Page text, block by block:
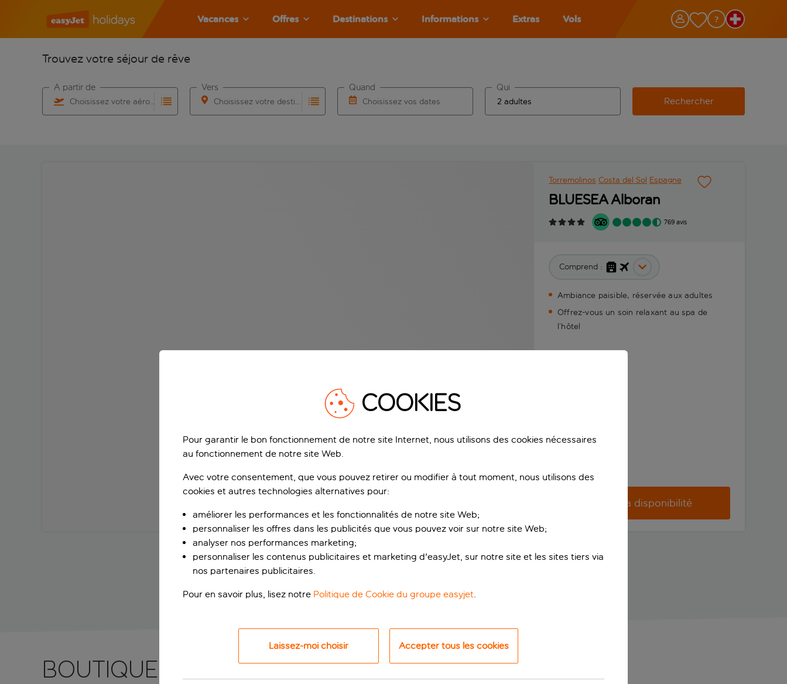
Vacances Offres Destinations Informations Extras Vols
Trouvez votre séjour de rêve
Choisissez votre aéroport
À partir de
Choisissez votre destination
Vers
Choisissez vos dates
Quand Qui
Rechercher
Torremolinos Costa del Sol Espagne
BLUESEA Alboran
769 avis
Comprend :
Ambiance paisible, réservée aux adultes
Offrez-vous un soin relaxant au spa de
l’hôtel
Vérifier la disponibilité
Boutique-hôtel calme à deux pas de la plage
COOKIES
Pour garantir le bon fonctionnement de notre site Internet, nous utilisons des cookies nécessaires
au fonctionnement de notre site Web.
Avec votre consentement, que vous pouvez retirer ou modifier à tout moment, nous utilisons des
cookies et autres technologies alternatives pour:
améliorer les performances et les fonctionnalités de notre site Web;
personnaliser les offres dans les publicités que vous pouvez voir sur notre site Web;
analyser nos performances marketing;
personnaliser les contenus publicitaires et marketing d'easyJet, sur notre site et les sites tiers via
nos partenaires publicitaires.
Pour en savoir plus, lisez notre Politique de Cookie du groupe easyjet
Laissez-moi choisir Accepter tous les cookies